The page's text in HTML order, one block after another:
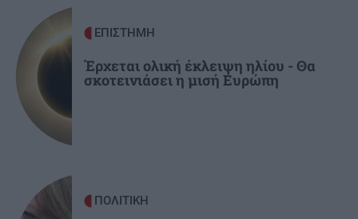
ΒΟΑΚ: Σεπτέμβριο η παράδοση των 10,2 χλμ
του Νεάπολη - Άγιος Νικόλαος
ΚΟΙΝΩΝΙΑ
Επικίνδυνα παιχνίδια ανηλίκων: Ανάβουν
φωτιά σε δασική περιοχή στο Πεντελικό για
«challenge» (βίντεο)
ΕΛΛΑΔΑ
Φωτιά στον Κουβαρά Αττικής: Μήνυμα του 112
ΕΠΙΣΤΗΜΗ
Έρχεται ολική έκλειψη ηλίου - Θα
σκοτεινιάσει η μισή Ευρώπη
ΠΟΛΙΤΙΚΗ